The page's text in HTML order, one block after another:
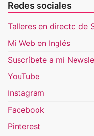
Redes sociales
Talleres en directo de
Mi Web en Inglés
Suscríbete a mi
YouTube
Instagram
Facebook
Pinterest